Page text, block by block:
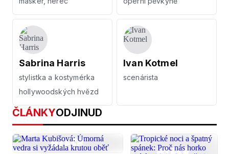
Sabrina Harris
stylistka a kostymérka
hollywoodských hvězd
Ivan Kotmel
scenárista
ČLÁNKYODJINUD